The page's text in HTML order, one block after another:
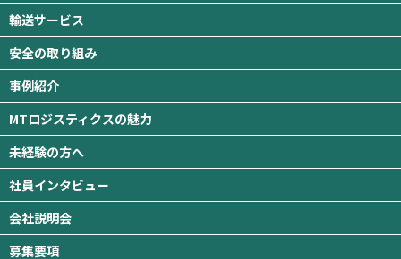
輸送サービス
安全の取り組み
事例紹介
MTロジスティクスの魅力
未経験の方へ
社員インタビュー
会社説明会
募集要項